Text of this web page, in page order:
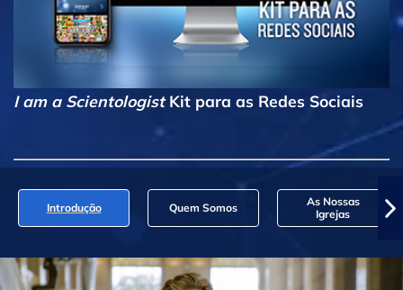
I am a ScientologistKit para as Redes Sociais
Introdução Quem Somos
As Nossas
Igrejas